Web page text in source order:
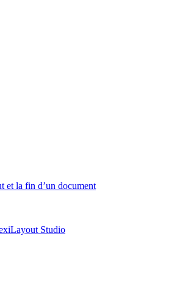
et la fin d’un document
Studio